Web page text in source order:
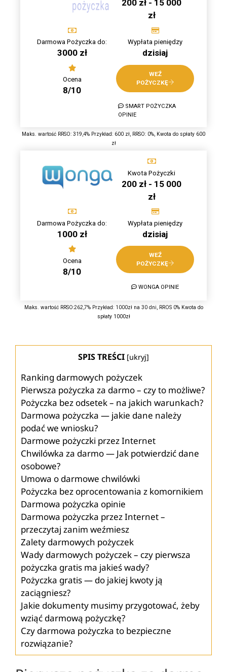
200 zł - 15 000
zł
Darmowa Pożyczka do:
3000 zł
Wypłata pieniędzy
dzisiaj
Ocena
8/10
WEŹ
POŻYCZKĘ
SMART POŻYCZKA
OPINIE
Maks. wartość RRSO: 319,4% Przykład: 600 zł, RRSO: 0%, Kwota do spłaty 600
zł
Kwota Pożyczki
200 zł - 15 000
zł
Darmowa Pożyczka do:
1000 zł
Wypłata pieniędzy
dzisiaj
Ocena
8/10
WEŹ
POŻYCZKĘ
WONGA OPINIE
Maks. wartość RRSO:262,7% Przykład: 1000zł na 30 dni, RROS 0% Kwota do
spłaty 1000zł
SPIS TREŚCI [ukryj]
Ranking darmowych pożyczek
Pierwsza pożyczka za darmo – czy to możliwe?
Pożyczka bez odsetek – na jakich warunkach?
Darmowa pożyczka — jakie dane należy
podać we wniosku?
Darmowe pożyczki przez Internet
Chwilówka za darmo — Jak potwierdzić dane
osobowe?
Umowa o darmowe chwilówki
Pożyczka bez oprocentowania z komornikiem
Darmowa pożyczka opinie
Darmowa pożyczka przez Internet –
przeczytaj zanim weźmiesz
Zalety darmowych pożyczek
Wady darmowych pożyczek – czy pierwsza
pożyczka gratis ma jakieś wady?
Pożyczka gratis — do jakiej kwoty ją
zaciągniesz?
Jakie dokumenty musimy przygotować, żeby
wziąć darmową pożyczkę?
Czy darmowa pożyczka to bezpieczne
rozwiązanie?